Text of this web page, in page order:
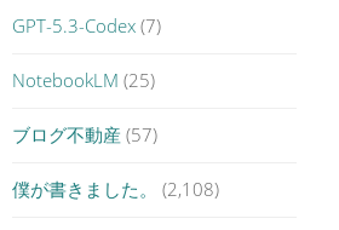
GPT-5.3-Codex (7)
NotebookLM (25)
ブログ不動産 (57)
僕が書きました。 (2,108)